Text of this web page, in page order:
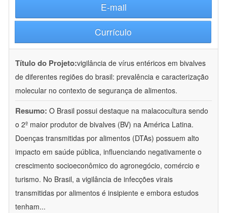
E-mail
Currículo
Título do Projeto:vigilância de vírus entéricos em bivalves
de diferentes regiões do brasil: prevalência e caracterização
molecular no contexto de segurança de alimentos.
Resumo: O Brasil possui destaque na malacocultura sendo
o 2º maior produtor de bivalves (BV) na América Latina.
Doenças transmitidas por alimentos (DTAs) possuem alto
impacto em saúde pública, influenciando negativamente o
crescimento socioeconômico do agronegócio, comércio e
turismo. No Brasil, a vigilância de infecções virais
transmitidas por alimentos é insipiente e embora estudos
tenham...